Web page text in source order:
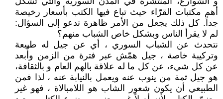
أهم مكتبات القرّاء حيث تباع فيها الكتب بأسعار رخيصة
جداً. كل ذلك يجعل من الأمر ظاهرة تدعو إلى السؤال:
لم لا يقرأ الناس وبشكل خاص الشباب منهم؟
نتحدث عن الشباب السوري ، أي عن جيل له طبيعة
وتركيبة خاصة ، جيل همّش عبر فترة من الزمن وأُبعد
عن كل شيء، عن كل ما له علاقة بالهم العام و بالثقافة،
هو جيل ثمة من ينوب عنه ويعمل بالنيابة عنه ، لذا فمن
الطبيعي أن يكون شعور الشاب هو اللامبالاة ، فهو غير